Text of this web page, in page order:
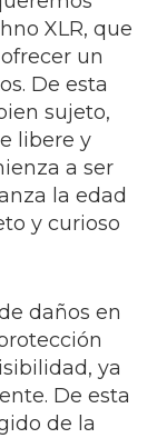
XLR, que
un
De esta
sujeto,
libere y
a ser
la edad
y curioso
daños en
ya
De esta
de la